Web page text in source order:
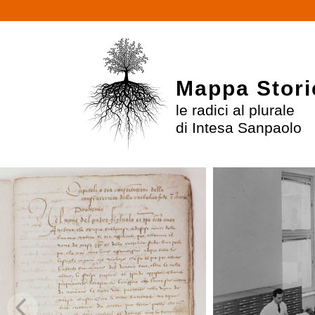
Mappa
le radici al plurale
di Intesa Sanpaolo